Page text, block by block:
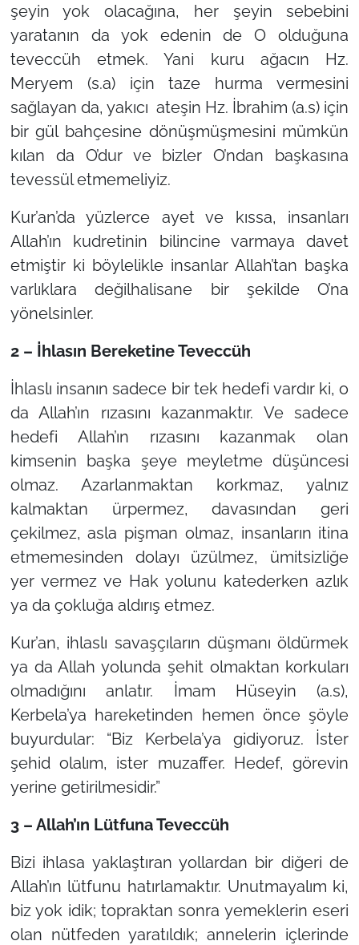
şeyin yok olacağına, her şeyin sebebini
yaratanın da yok edenin de O olduğuna
teveccüh etmek. Yani kuru ağacın Hz.
Meryem (s.a) için taze hurma vermesini
sağlayan da, yakıcı ateşin Hz. İbrahim (a.s) için
bir gül bahçesine dönüşmüşmesini mümkün
kılan da O’dur ve bizler O’ndan başkasına
tevessül etmemeliyiz.
Kur’an’da yüzlerce ayet ve kıssa, insanları
Allah’ın kudretinin bilincine varmaya davet
etmiştir ki böylelikle insanlar Allah’tan başka
varlıklara değilhalisane bir şekilde O’na
yönelsinler.
2 – İhlasın Bereketine Teveccüh
İhlaslı insanın sadece bir tek hedefi vardır ki, o
da Allah’ın rızasını kazanmaktır. Ve sadece
hedefi Allah’ın rızasını kazanmak olan
kimsenin başka şeye meyletme düşüncesi
olmaz. Azarlanmaktan korkmaz, yalnız
kalmaktan ürpermez, davasından geri
çekilmez, asla pişman olmaz, insanların itina
etmemesinden dolayı üzülmez, ümitsizliğe
yer vermez ve Hak yolunu katederken azlık
ya da çokluğa aldırış etmez.
Kur’an, ihlaslı savaşçıların düşmanı öldürmek
ya da Allah yolunda şehit olmaktan korkuları
olmadığını anlatır. İmam Hüseyin (a.s),
Kerbela’ya hareketinden hemen önce şöyle
buyurdular: “Biz Kerbela’ya gidiyoruz. İster
şehid olalım, ister muzaffer. Hedef, görevin
yerine getirilmesidir.”
3 – Allah’ın Lütfuna Teveccüh
Bizi ihlasa yaklaştıran yollardan bir diğeri de
Allah’ın lütfunu hatırlamaktır. Unutmayalım ki,
biz yok idik; topraktan sonra yemeklerin eseri
olan nütfeden yaratıldık; annelerin içlerinde